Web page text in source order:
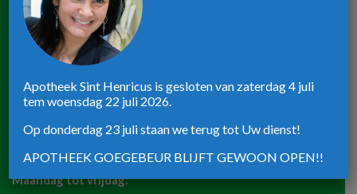
Apotheek ST-Henricus
8820 Torhout
Telefoon:
051 72 50 36
Maandag tot vrijdag:
Apotheek Sint Henricus is gesloten van zaterdag 4 juli
tem woensdag 22 juli 2026.
Op donderdag 23 juli staan we terug tot Uw dienst!
APOTHEEK GOEGEBEUR BLIJFT GEWOON OPEN!!